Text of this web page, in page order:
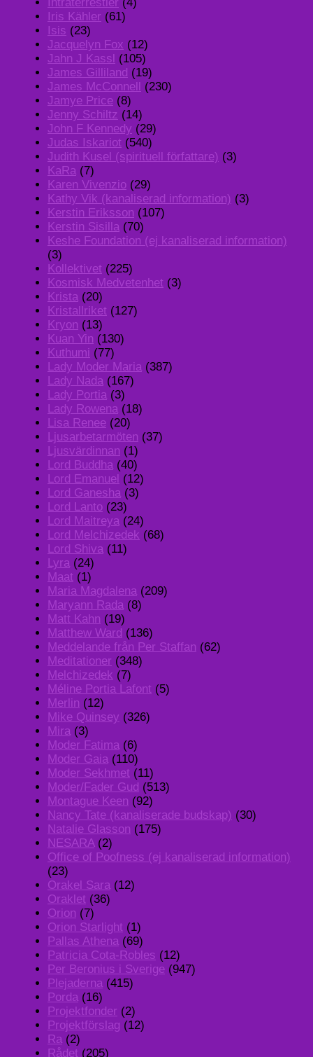
Iris Kähler (61)
Isis (23)
Jacquelyn Fox (12)
Jahn J Kassl (105)
James Gilliland (19)
James McConnell (230)
Jamye Price (8)
Jenny Schiltz (14)
John F Kennedy (29)
Judas Iskariot (540)
Judith Kusel (spirituell författare) (3)
KaRa (7)
Karen Vivenzio (29)
Kathy Vik (kanaliserad information) (3)
Kerstin Eriksson (107)
Kerstin Sisilla (70)
Keshe Foundation (ej kanaliserad information)
(3)
Kollektivet (225)
Kosmisk Medvetenhet (3)
Krista (20)
Kristallriket (127)
Kryon (13)
Kuan Yin (130)
Kuthumi (77)
Lady Moder Maria (387)
Lady Nada (167)
Lady Portia (3)
Lady Rowena (18)
Lisa Renee (20)
Ljusarbetarmöten (37)
Ljusvärdinnan (1)
Lord Buddha (40)
Lord Emanuel (12)
Lord Ganesha (3)
Lord Lanto (23)
Lord Maitreya (24)
Lord Melchizedek (68)
Lord Shiva (11)
Lyra (24)
Maat (1)
Maria Magdalena (209)
Maryann Rada (8)
Matt Kahn (19)
Matthew Ward (136)
Meddelande från Per Staffan (62)
Meditationer (348)
Melchizedek (7)
Méline Portia Lafont (5)
Merlin (12)
Mike Quinsey (326)
Mira (3)
Moder Fatima (6)
Moder Gaia (110)
Moder Sekhmet (11)
Moder/Fader Gud (513)
Montague Keen (92)
Nancy Tate (kanaliserade budskap) (30)
Natalie Glasson (175)
NESARA(2)
Office of Poofness (ej kanaliserad information)
(23)
Orakel Sara (12)
Oraklet (36)
Orion (7)
Orion Starlight (1)
Pallas Athena (69)
Patricia Cota-Robles (12)
Per Beronius i Sverige (947)
Plejaderna (415)
Porda (16)
Projektfonder (2)
Projektförslag (12)
Ra (2)
Rådet (205)